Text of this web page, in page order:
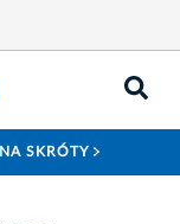
NA SKRÓTY